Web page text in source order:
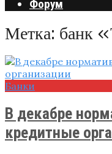
Форум
Метка: банк
Банки
В декабре
кредитные